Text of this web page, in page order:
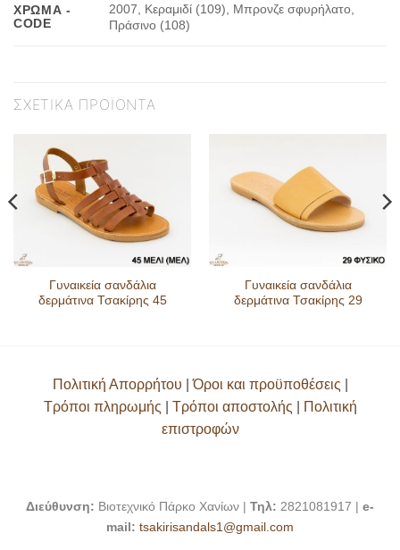
ΧΡΏΜΑ -
CODE
2007, Κεραμιδί (109), Μπρονζε σφυρήλατο,
Πράσινο (108)
ΣΧΕΤΙΚΆ ΠΡΟΪΌΝΤΑ
Γυναικεία σανδάλια
δερμάτινα Τσακίρης 45
Γυναικεία σανδάλια
δερμάτινα Τσακίρης 29
Πολιτική Απορρήτου |Όροι και προϋποθέσεις
Τρόποι πληρωμής
Τρόποι αποστολής
Πολιτική
επιστροφών
Διεύθυνση: Βιοτεχνικό Πάρκο Χανίων | Τηλ: 2821081917 | e-
mail: tsakirisandals1@gmail.com